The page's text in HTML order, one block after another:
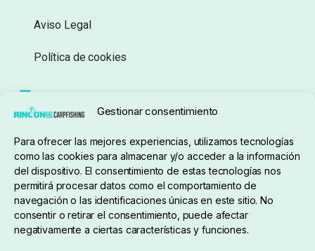
Gestionar consentimiento
Para ofrecer las mejores experiencias, utilizamos tecnologías
como las cookies para almacenar y/o acceder a la información
del dispositivo. El consentimiento de estas tecnologías nos
permitirá procesar datos como el comportamiento de
navegación o las identificaciones únicas en este sitio. No
consentir o retirar el consentimiento, puede afectar
negativamente a ciertas características y funciones.
Aviso Legal
Política de cookies
Sobre nosotros